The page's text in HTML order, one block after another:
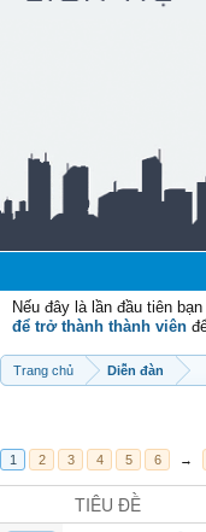
Nếu đây là lần đầu tiên
để trở thành thành viên
Trang chủ Diễn đàn
1 2 3 4 5 6 →
TIÊU ĐỀ